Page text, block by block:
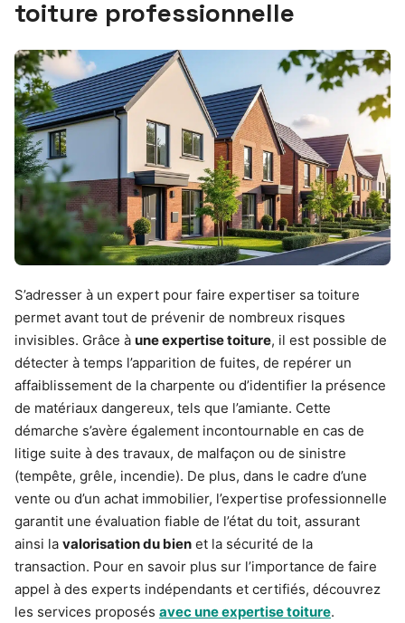
toiture professionnelle
S’adresser à un expert pour faire expertiser sa toiture
permet avant tout de prévenir de nombreux risques
invisibles. Grâce à une expertise toiture, il est possible de
détecter à temps l’apparition de fuites, de repérer un
affaiblissement de la charpente ou d’identifier la présence
de matériaux dangereux, tels que l’amiante. Cette
démarche s’avère également incontournable en cas de
litige suite à des travaux, de malfaçon ou de sinistre
(tempête, grêle, incendie). De plus, dans le cadre d’une
vente ou d’un achat immobilier, l’expertise professionnelle
garantit une évaluation fiable de l’état du toit, assurant
ainsi la valorisation du bien et la sécurité de la
transaction. Pour en savoir plus sur l’importance de faire
appel à des experts indépendants et certifiés, découvrez
les services proposés avec une expertise toiture.